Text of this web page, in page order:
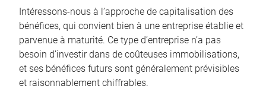
Intéressons-nous à l’approche de capitalisation des
bénéfices, qui convient bien à une entreprise établie et
parvenue à maturité. Ce type d’entreprise n’a pas
besoin d’investir dans de coûteuses immobilisations,
et ses bénéfices futurs sont généralement prévisibles
et raisonnablement chiffrables.